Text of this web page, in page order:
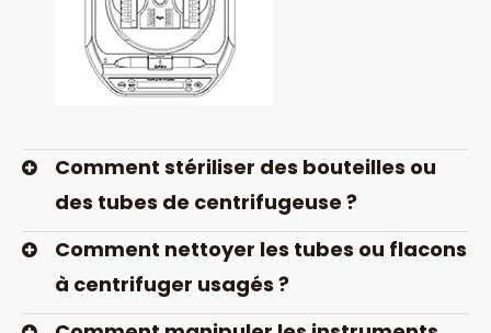
Comment stériliser des bouteilles ou
des tubes de centrifugeuse ?
Comment nettoyer les tubes ou flacons
à centrifuger usagés ?